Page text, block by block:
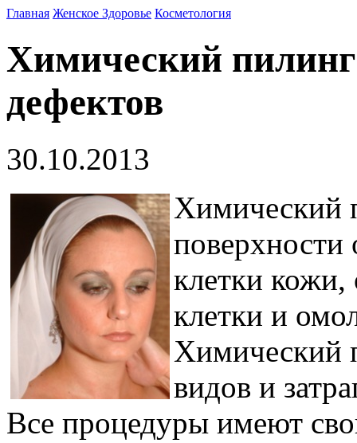
Главная Женское Здоровье Косметология
Химический
дефектов
30.10.2013
Химический
клетки
клетки и
Химический
видов и
Все процедуры имеют